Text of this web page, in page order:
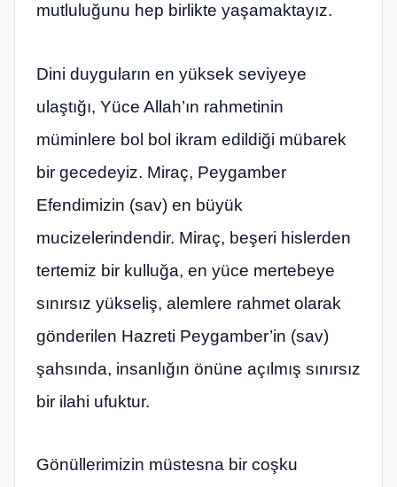
mutluluğunu hep birlikte yaşamaktayız.
Dini duyguların en yüksek seviyeye
ulaştığı, Yüce Allah’ın rahmetinin
müminlere bol bol ikram edildiği mübarek
bir gecedeyiz. Miraç, Peygamber
Efendimizin (sav) en büyük
mucizelerindendir. Miraç, beşeri hislerden
tertemiz bir kulluğa, en yüce mertebeye
sınırsız yükseliş, alemlere rahmet olarak
gönderilen Hazreti Peygamber’in (sav)
şahsında, insanlığın önüne açılmış sınırsız
bir ilahi ufuktur.
Gönüllerimizin müstesna bir coşku